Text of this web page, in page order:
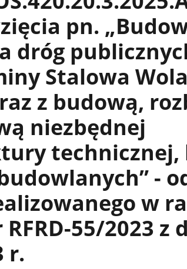
pn.
dróg
Stalowa
z budową,
niezbędnej
technicznej,
-
w
55/2023 z
r.